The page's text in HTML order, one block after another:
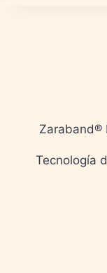
Zaraband®
Tecnología